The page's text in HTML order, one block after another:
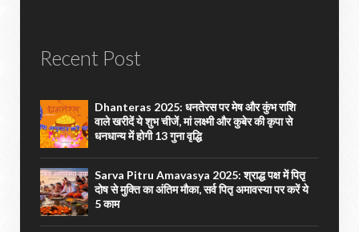
Recent Post
Dhanteras 2025: धनतेरस पर मेष और कुंभ राशि
वाले खरीदें ये शुभ चीजें, मां लक्ष्मी और कुबेर की कृपा से
धनधान्य में होगी 13 गुना वृद्धि
Sarva Pitru Amavasya 2025: श्राद्ध पक्ष में पितृ
दोष से मुक्ति का अंतिम मौका, सर्व पितृ अमावस्या पर करें ये
5 काम